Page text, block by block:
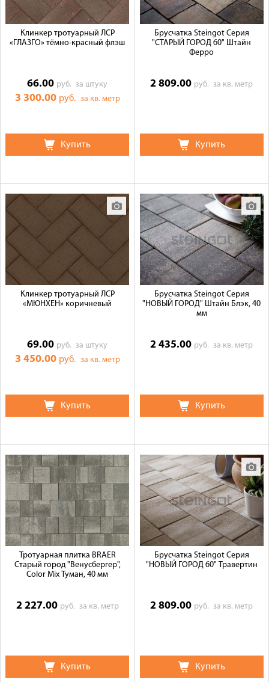
Клинкер тротуарный ЛСР
«ГЛАЗГО» тёмно-красный флэш
66.00 руб.за штуку
3 300.00 руб. за кв. метр
Купить
Брусчатка Steingot Серия
"СТАРЫЙ ГОРОД 60" Штайн
Ферро
2 809.00 руб.за кв. метр
Купить
Клинкер тротуарный ЛСР
«МЮНХЕН» коричневый
69.00 руб.за штуку
3 450.00 руб. за кв. метр
Купить
Брусчатка Steingot Серия
"НОВЫЙ ГОРОД" Штайн Блэк, 40
мм
2 435.00 руб.за кв. метр
Купить
Тротуарная плитка BRAER
Старый город "Венусбергер",
Color Mix Туман, 40 мм
2 227.00 руб. за кв. метр
Купить
Брусчатка Steingot Серия
"НОВЫЙ ГОРОД 60" Травертин
2 809.00 руб.за кв. метр
Купить